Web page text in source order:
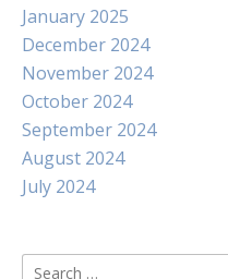
January 2025
December 2024
November 2024
October 2024
September 2024
August 2024
July 2024
Search